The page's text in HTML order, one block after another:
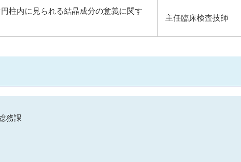
柱内に見られる結晶成分の意義に関す
主任臨床検査技師
務課